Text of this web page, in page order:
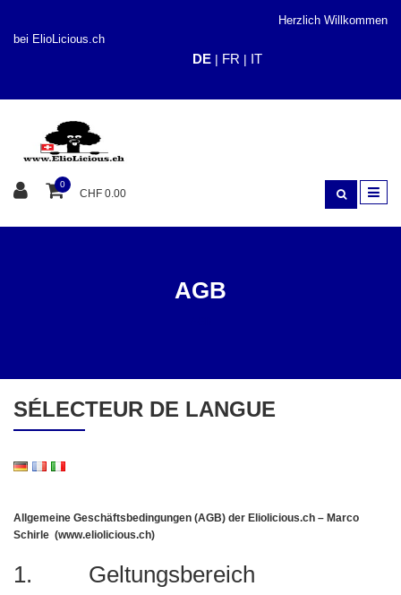
Herzlich Willkommen
bei ElioLicious.ch
DE | FR | IT
0
CHF 0.00
AGB
SÉLECTEUR DE LANGUE
Allgemeine Geschäftsbedingungen (AGB) der Eliolicious.ch – Marco
Schirle (www.eliolicious.ch)
1. Geltungsbereich